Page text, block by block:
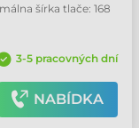
šírka tlače: 168
3-5 pracovných dní
NABÍDKA